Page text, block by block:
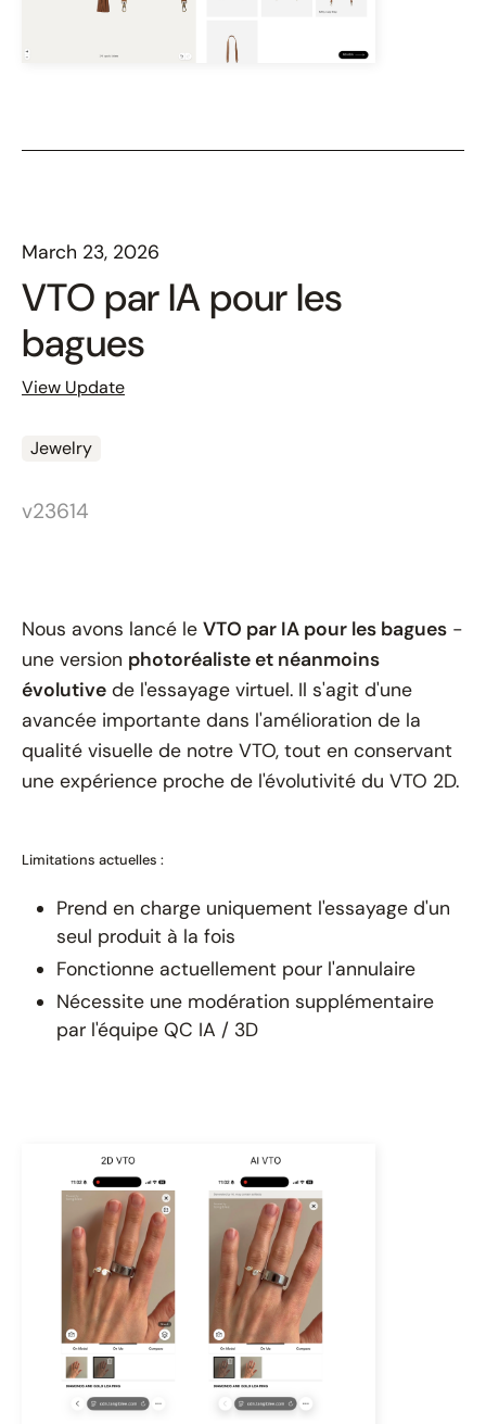
March 23, 2026
VTO par IA pour les
bagues
View Update
Jewelry
v23614
Nous avons lancé le VTO par IA pour les bagues -
une version photoréaliste et néanmoins
évolutive de l'essayage virtuel. Il s'agit d'une
avancée importante dans l'amélioration de la
qualité visuelle de notre VTO, tout en conservant
une expérience proche de l'évolutivité du VTO 2D.
Limitations actuelles :
Prend en charge uniquement l'essayage d'un
seul produit à la fois
Fonctionne actuellement pour l'annulaire
Nécessite une modération supplémentaire
par l'équipe QC IA / 3D